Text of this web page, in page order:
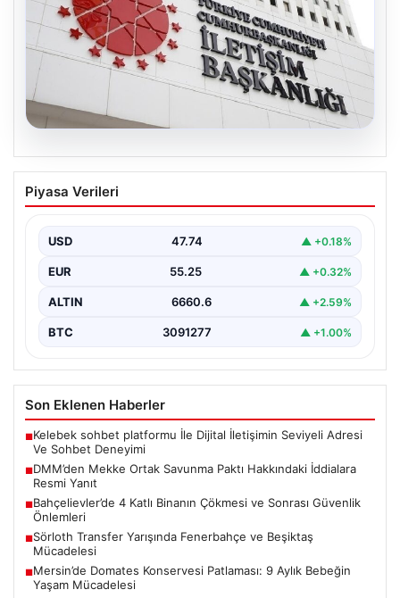
07.08.2026
DMM’den Mekke Ortak Savunma Paktı
Hakkındaki İddialara Resmi Yanıt
Suudi Arabistan ve Pakistan arasında imzalandığı
belirtilen Mekke Ortak…
Piyasa Verileri
USD 47.74 ▲ +0.18%
EUR 55.25 ▲ +0.32%
ALTIN 6660.6 ▲ +2.59%
BTC 3091277 ▲ +1.00%
Son Eklenen Haberler
■Kelebek sohbet platformu İle Dijital İletişimin Seviyeli Adresi
Ve Sohbet Deneyimi
■DMM’den Mekke Ortak Savunma Paktı Hakkındaki İddialara
Resmi Yanıt
■Bahçelievler’de 4 Katlı Binanın Çökmesi ve Sonrası Güvenlik
Önlemleri
■Sörloth Transfer Yarışında Fenerbahçe ve Beşiktaş
Mücadelesi
■Mersin’de Domates Konservesi Patlaması: 9 Aylık Bebeğin
Yaşam Mücadelesi